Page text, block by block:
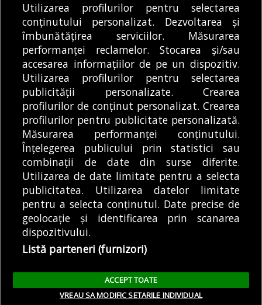
De pe 22 mai 7 zone vor fi convertite în spații
pietonale:
Zona 1: strada Polona (de la bd. Dacia) – strada
A.D. Xenopol – strada Dionise Lupu – strada C.A.
Rosetti – strada J.L. Calderon (de la strada C.A.
Rosetti) – strada I.L. Caragiale – strada Icoanei –
strada A. Vlaicu
Zona 2: Calea Victoriei (de la bd Regina
Elisabeta) – strada Eforie – strada Domnita
Anastasia – strada ing. A Saligny – Splaiul
Independentei
Zona 3: bd Eroilor – Eroii Sanitari – Piața Operei
– strada Dr. J. Lister – strada Dr. Gr. Romniceanu
Academiei) – strada Biserica Enei
: bulevardul Dacia – bulevardul N.
Utilizarea profilurilor pentru selectarea
conținutului personalizat. Dezvoltarea și
îmbunătățirea serviciilor. Măsurarea
performanței reclamelor. Stocarea și/sau
accesarea informațiilor de pe un dispozitiv.
Utilizarea profilurilor pentru selectarea
publicității personalizate. Crearea
profilurilor de conținut personalizat. Crearea
profilurilor pentru publicitate personalizată.
Măsurarea performanței conținutului.
Înțelegerea publicului prin statistici sau
combinații de date din surse diferite.
Utilizarea de date limitate pentru a selecta
publicitatea. Utilizarea datelor limitate
pentru a selecta conținutul. Date precise de
geolocație și identificarea prin scanarea
dispozitivului.
Listă parteneri (furnizori)
ACCEPT TOATE
VREAU SA MODIFIC SETARILE INDIVIDUAL